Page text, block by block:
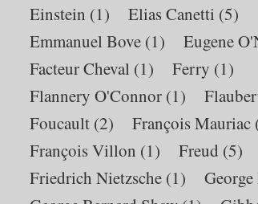
Einstein (1) Elias Canetti (5)
Emmanuel Bove (1) Eugene
Facteur Cheval (1) Ferry (1)
Flannery O'Connor (1)
Foucault (2) François Mauriac
François Villon (1) Freud (5)
Friedrich Nietzsche (1)